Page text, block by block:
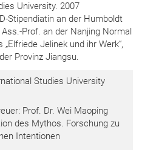
University. 2007
Stipendiatin an der Humboldt
Prof. an der Nanjing Normal
Jelinek und ihr Werk“,
Provinz Jiangsu.
Studies University
Prof. Dr. Wei Maoping
des Mythos. Forschung zu
Intentionen